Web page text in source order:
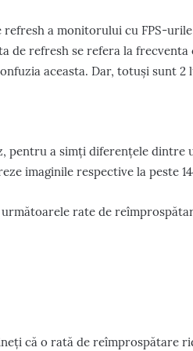
a monitorului cu FPS-
de refresh se refera la
aceasta. Dar, totuși sunt
pentru a simți diferențele dintre
imaginile respective la peste
rate de
că o rată de reîmprospătare